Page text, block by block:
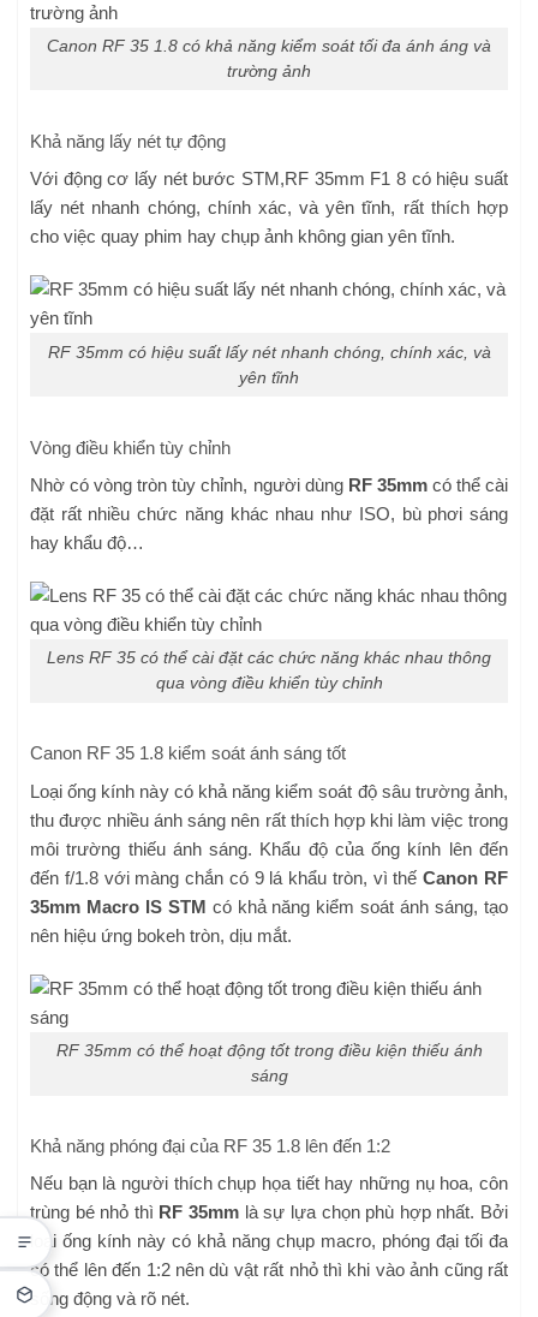
Canon RF 35 1.8 có khả năng kiểm soát tối đa ánh áng và
trường ảnh
Khả năng lấy nét tự động
Với động cơ lấy nét bước STM,RF 35mm F1 8 có hiệu suất
lấy nét nhanh chóng, chính xác, và yên tĩnh, rất thích hợp
cho việc quay phim hay chụp ảnh không gian yên tĩnh.
RF 35mm có hiệu suất lấy nét nhanh chóng, chính xác, và
yên tĩnh
Vòng điều khiển tùy chỉnh
Nhờ có vòng tròn tùy chỉnh, người dùng RF 35mmcó thể cài
đặt rất nhiều chức năng khác nhau như ISO, bù phơi sáng
hay khẩu độ…
Lens RF 35 có thể cài đặt các chức năng khác nhau thông
qua vòng điều khiển tùy chỉnh
Canon RF 35 1.8 kiểm soát ánh sáng tốt
Loại ống kính này có khả năng kiểm soát độ sâu trường ảnh,
thu được nhiều ánh sáng nên rất thích hợp khi làm việc trong
môi trường thiếu ánh sáng. Khẩu độ của ống kính lên đến
đến f/1.8 với màng chắn có 9 lá khẩu tròn, vì thếCanon RF
35mm Macro IS STM có khả năng kiểm soát ánh sáng, tạo
nên hiệu ứng bokeh tròn, dịu mắt.
RF 35mm có thể hoạt động tốt trong điều kiện thiếu ánh
sáng
Khả năng phóng đại của RF 35 1.8 lên đến 1:2
Nếu bạn là người thích chụp họa tiết hay những nụ hoa, côn
trùng bé nhỏ thì RF 35mm là sự lựa chọn phù hợp nhất. Bởi
loại ống kính này có khả năng chụp macro, phóng đại tối đa
có thể lên đến 1:2 nên dù vật rất nhỏ thì khi vào ảnh cũng rất
sống động và rõ nét.